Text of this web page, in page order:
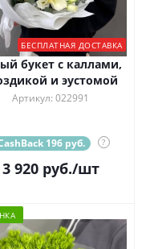
БЕСПЛАТНАЯ ДОСТАВКА
букет с каллами,
и эустомой
Артикул: 022991
196 руб. ?
3 920руб./шт